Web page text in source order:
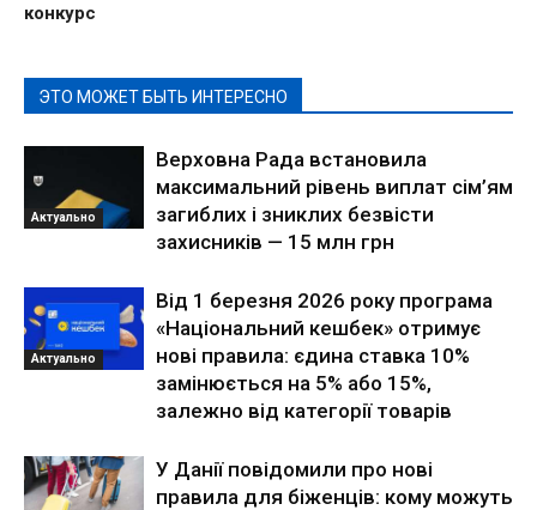
конкурс
ЭТО МОЖЕТ БЫТЬ ИНТЕРЕСНО
Актуально
Верховна Рада встановила
максимальний рівень виплат сім’ям
загиблих і зниклих безвісти
захисників — 15 млн грн
Актуально
Від 1 березня 2026 року програма
«Національний кешбек» отримує
нові правила: єдина ставка 10%
замінюється на 5% або 15%,
залежно від категорії товарів
У Данії повідомили про нові
правила для біженців: кому можуть